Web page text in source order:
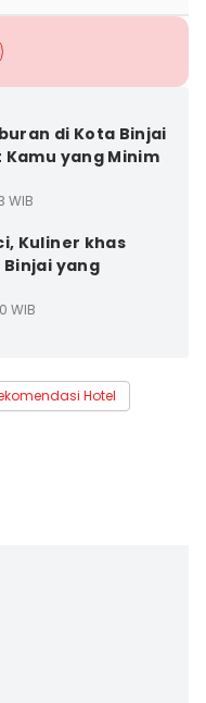
di Kota Binjai
Kamu yang Minim
WIB
Kuliner khas
yang
WIB
Hotel